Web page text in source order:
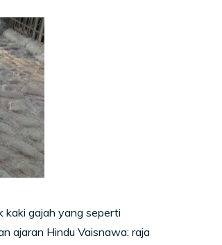
kaki gajah yang seperti
ajaran Hindu Vaisnawa: raja